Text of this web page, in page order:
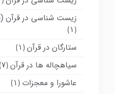
زیست شناسی در قرآن (Biology in the Quran)
(۱)
ستارگان در قرآن (۱)
سیاهچاله ها در قرآن (۷)
عاشورا و معجزات (۱)